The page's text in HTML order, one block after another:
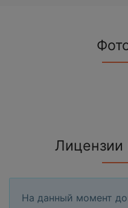
Лицензии
На данный момент